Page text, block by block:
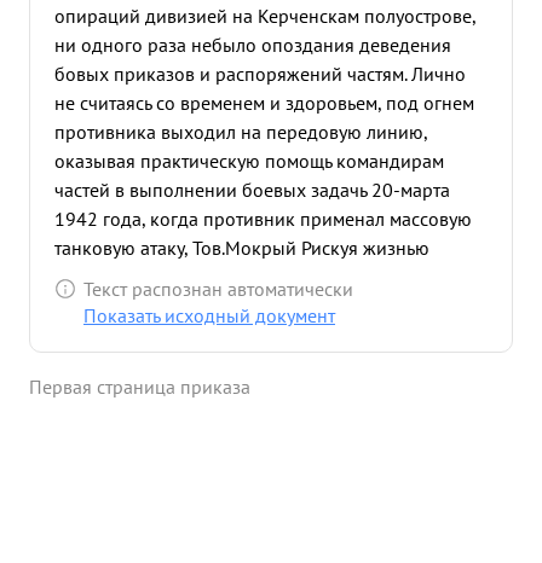
опираций дивизией на Керченскам полуострове,
ни одного раза небыло опоздания деведения
бовых приказов и распоряжений частям. Лично
не считаясь со временем и здоровьем, под огнем
противника выходил на передовую линию,
оказывая практическую помощь командирам
частей в выполнении боевых задачь 20-марта
1942 года, когда противник применал массовую
танковую атаку, Тов.Мокрый Рискуя жизнью
установил расположение частей лично руководил
отражением атаки, обеспечивая выполнение
выполняя своих обязанности. Тов.Мокрый
Текст распознан автоматически
Показать исходный документ
Первая страница приказа